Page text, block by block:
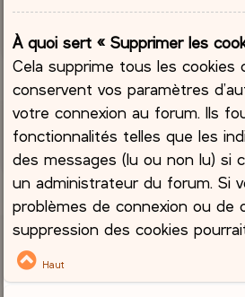
À quoi sert « Supprimer les
Cela supprime tous les cookies
conservent vos paramètres
votre connexion au forum. Ils
fonctionnalités telles que les
des messages (lu ou non lu) si
un administrateur du forum. Si
problèmes de connexion ou de
suppression des cookies
Haut